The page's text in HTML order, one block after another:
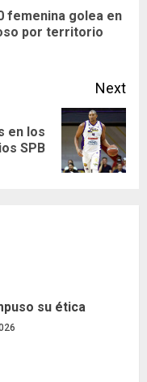
femenina golea en
por territorio
Next
en los
SPB
su ética